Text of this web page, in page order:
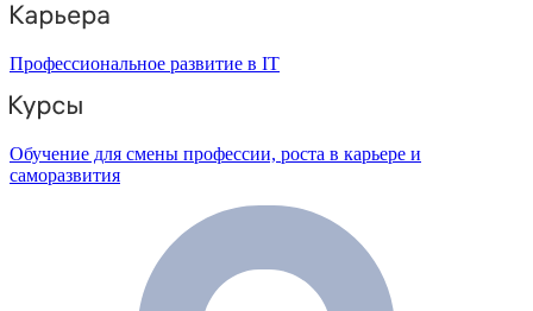
Профессиональное развитие в IT
Обучение для смены профессии, роста в карьере и
саморазвития